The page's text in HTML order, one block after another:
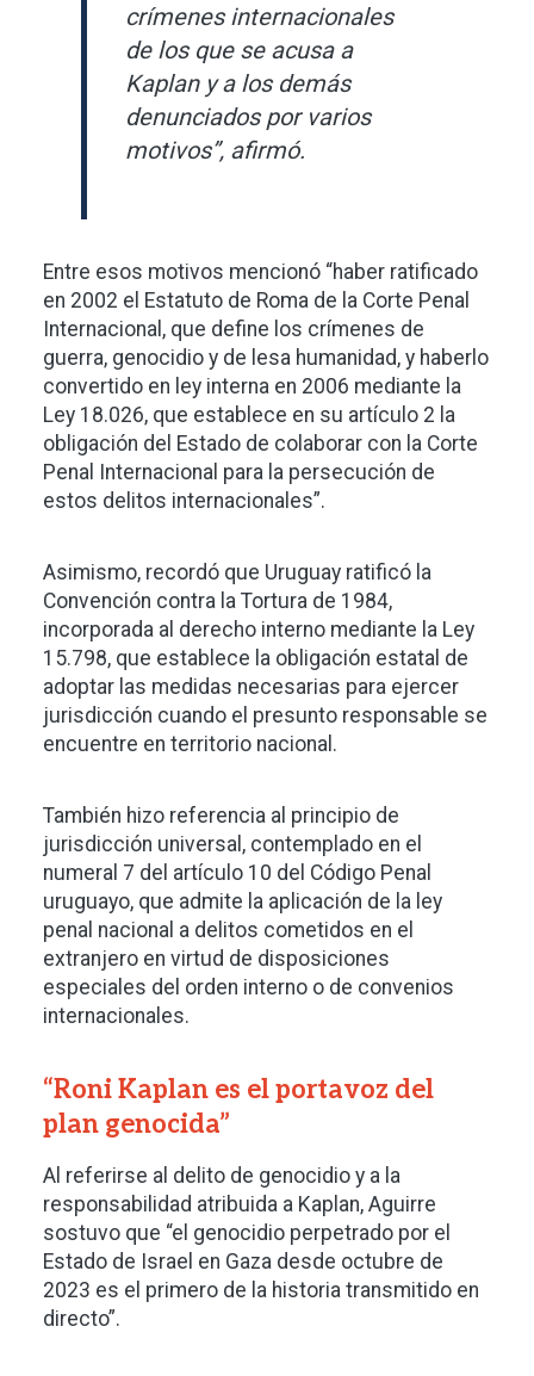
crímenes internacionales
de los que se acusa a
Kaplan y a los demás
denunciados por varios
motivos”, afirmó.
Entre esos motivos mencionó “haber ratificado
en 2002 el Estatuto de Roma de la Corte Penal
Internacional, que define los crímenes de
guerra, genocidio y de lesa humanidad, y haberlo
convertido en ley interna en 2006 mediante la
Ley 18.026, que establece en su artículo 2 la
obligación del Estado de colaborar con la Corte
Penal Internacional para la persecución de
estos delitos internacionales”.
Asimismo, recordó que Uruguay ratificó la
Convención contra la Tortura de 1984,
incorporada al derecho interno mediante la Ley
15.798, que establece la obligación estatal de
adoptar las medidas necesarias para ejercer
jurisdicción cuando el presunto responsable se
encuentre en territorio nacional.
También hizo referencia al principio de
jurisdicción universal, contemplado en el
numeral 7 del artículo 10 del Código Penal
uruguayo, que admite la aplicación de la ley
penal nacional a delitos cometidos en el
extranjero en virtud de disposiciones
especiales del orden interno o de convenios
internacionales.
“Roni Kaplan es el portavoz del
plan genocida”
Al referirse al delito de genocidio y a la
responsabilidad atribuida a Kaplan, Aguirre
sostuvo que “el genocidio perpetrado por el
Estado de Israel en Gaza desde octubre de
2023 es el primero de la historia transmitido en
directo”.